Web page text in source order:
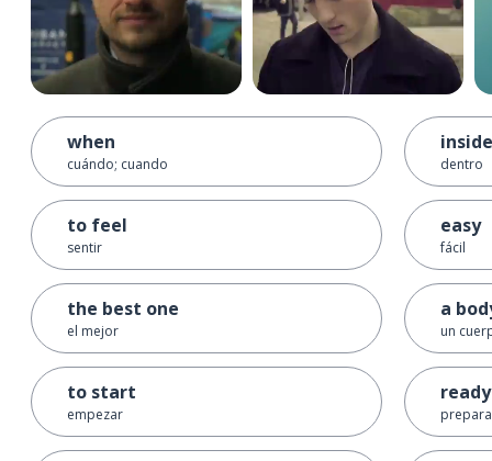
when
cuándo; cuando
to feel
sentir
the best one
el mejor
to start
empezar
inside
dentro
easy
fácil
a
un
ready